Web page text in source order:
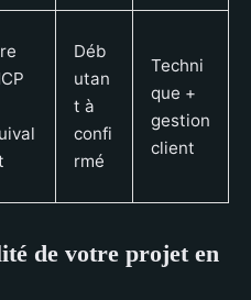
Déb
utan
t à
confi
rmé
Techni
que +
gestion
client
de votre projet en